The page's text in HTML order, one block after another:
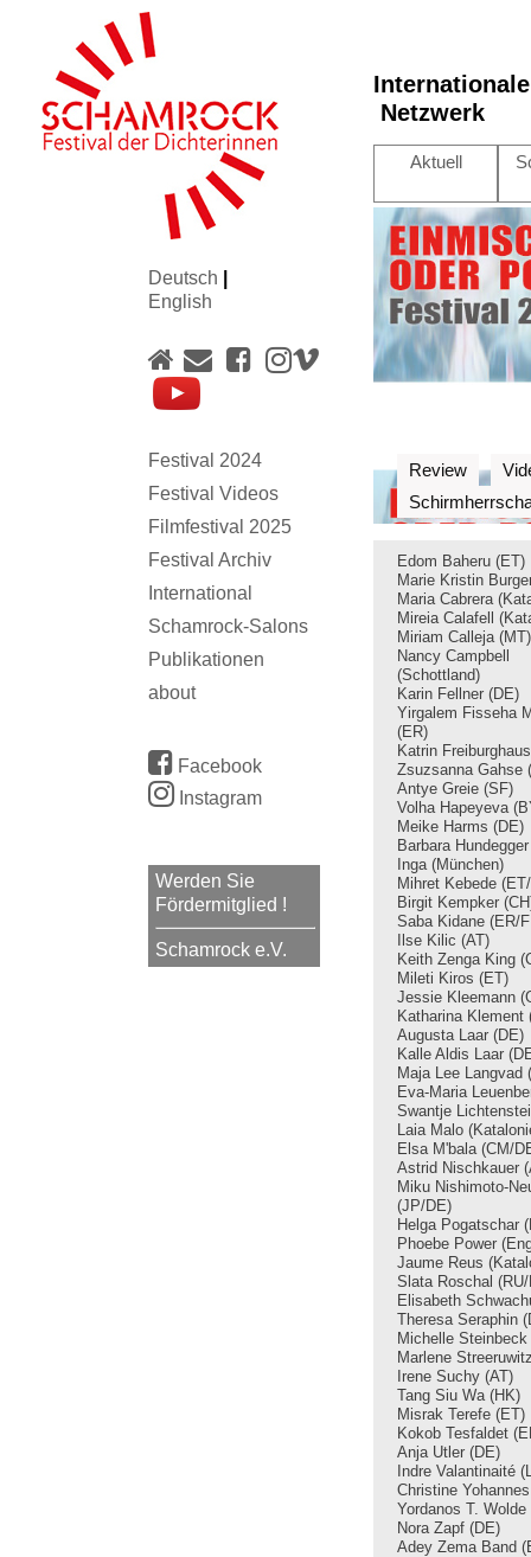
Deutsch
English
Festival 2024
Festival Videos
Filmfestival 2025
Festival Archiv
International
Schamrock-Salons
Publikationen
about
Facebook
Instagram
Werden Sie
Fördermitglied !
Schamrock e.V.
Netzwerk
Aktuell
Review
Edom Baheru (ET)
Marie Kristin
Maria Cabrera
Mireia Calafell
Miriam Calleja (MT)
Nancy Campbell
(Schottland)
Karin Fellner (DE)
Yirgalem Fisseha
(ER)
Katrin
Zsuzsanna Gahse
Antye Greie (SF)
Volha Hapeyeva
Meike Harms (DE)
Barbara
Inga (München)
Mihret Kebede
Birgit Kempker
Saba Kidane (ER/
Ilse Kilic (AT)
Keith Zenga King
Mileti Kiros (ET)
Jessie Kleemann
Katharina Klement
Augusta Laar (DE)
Kalle Aldis Laar
Maja Lee Langvad
Eva-Maria
Swantje
Laia Malo
Elsa M'bala (CM/
Astrid Nischkauer
Miku Nishimoto-
(JP/DE)
Helga Pogatschar
Phoebe Power
Jaume Reus
Slata Roschal
Elisabeth
Theresa Seraphin
Michelle Steinbeck
Marlene
Irene Suchy (AT)
Tang Siu Wa (HK)
Misrak Terefe (ET)
Kokob Tesfaldet
Anja Utler (DE)
Indre Valantinaité
Christine
Yordanos T. Wolde
Nora Zapf (DE)
Adey Zema Band